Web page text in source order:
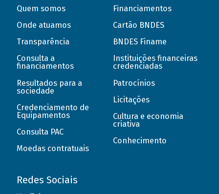
Quem somos
Onde atuamos
Transparência
Consulta a
financiamentos
Resultados para a
sociedade
Credenciamento de
Equipamentos
Consulta PAC
Moedas contratuais
Financiamentos
Cartão BNDES
BNDES Finame
Instituições financeiras
credenciadas
Patrocínios
Licitações
Cultura e economia
criativa
Conhecimento
Redes Sociais